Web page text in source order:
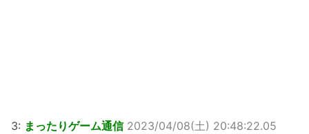
3: まったりゲーム通信 2023/04/08(土) 20:48:22.05